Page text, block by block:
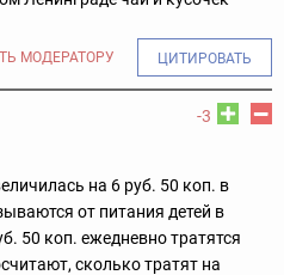
МОДЕРАТОРУ ЦИТИРОВАТЬ
-3
на 6 руб. 50 коп. в
от питания детей в
50 коп. ежедневно тратятся
сколько тратят на